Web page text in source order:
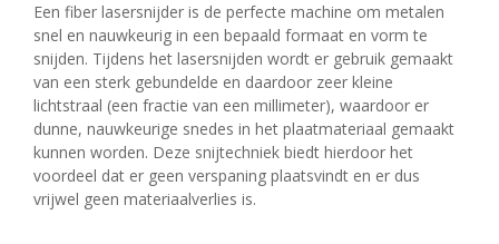
Een fiber lasersnijder is de perfecte machine om metalen
snel en nauwkeurig in een bepaald formaat en vorm te
snijden. Tijdens het lasersnijden wordt er gebruik gemaakt
van een sterk gebundelde en daardoor zeer kleine
lichtstraal (een fractie van een millimeter), waardoor er
dunne, nauwkeurige snedes in het plaatmateriaal gemaakt
kunnen worden. Deze snijtechniek biedt hierdoor het
voordeel dat er geen verspaning plaatsvindt en er dus
vrijwel geen materiaalverlies is.